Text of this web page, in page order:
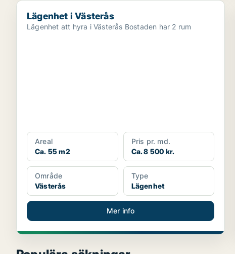
Lägenhet i Västerås
Lägenhet i Västerås
Lägenhet att hyra i Västerås Bostaden har 2 rum
Areal
Ca. 55 m2
Pris pr. md.
Ca. 8 500 kr.
Område
Västerås
Type
Lägenhet
Mer info